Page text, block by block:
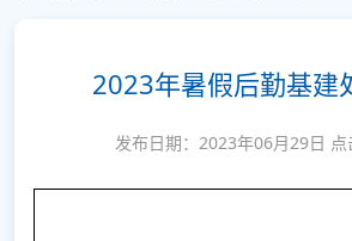
2023年暑假后勤基建
发布日期：2023年06月29日